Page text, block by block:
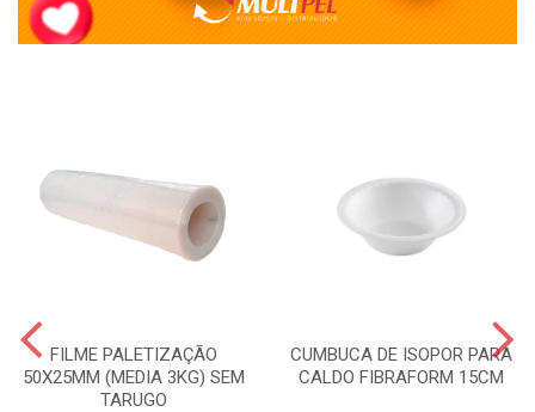
FILME PALETIZAÇÃO
50X25MM (MEDIA 3KG) SEM
TARUGO
CUMBUCA DE ISOPOR PARA
CALDO FIBRAFORM 15CM